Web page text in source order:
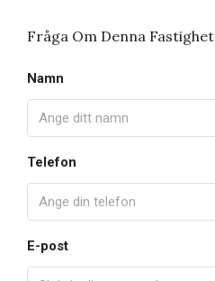
Fråga Om Denna Fastighet
Namn
Telefon
E-post